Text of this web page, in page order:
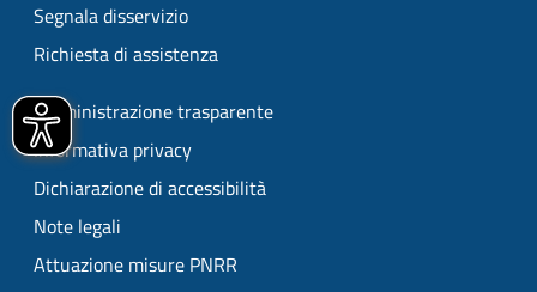
Segnala disservizio
Richiesta di assistenza
Amministrazione trasparente
Informativa privacy
Dichiarazione di accessibilità
Note legali
Attuazione misure PNRR